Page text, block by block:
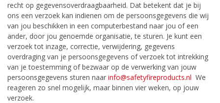
recht op gegevensoverdraagbaarheid. Dat betekent dat je bij
ons een verzoek kan indienen om de persoonsgegevens die wij
van jou beschikken in een computerbestand naar jou of een
ander, door jou genoemde organisatie, te sturen. Je kunt een
verzoek tot inzage, correctie, verwijdering, gegevens
overdraging van je persoonsgegevens of verzoek tot intrekking
van je toestemming of bezwaar op de verwerking van jouw
persoonsgegevens sturen naar info@safetyfireproducts.nl We
reageren zo snel mogelijk, maar binnen vier weken, op jouw
verzoek.